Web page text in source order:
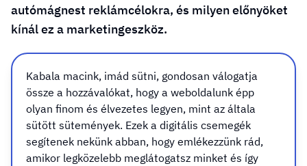
autómágnest reklámcélokra, és milyen előnyöket
kínál ez a marketingeszköz.
Mi az autómágnes, és hogyan
működik?
A mágnes matrica vagy más néven AUTÓMÁGNESegy
rugalmas, erős mágneses lap, amelyet az autó
Kabala macink, imád sütni, gondosan válogatja
össze a hozzávalókat, hogy a weboldalunk épp
olyan finom és élvezetes legyen, mint az általa
sütött sütemények. Ezek a digitális csemegék
segítenek nekünk abban, hogy emlékezzünk rád,
amikor legközelebb meglátogatsz minket és így